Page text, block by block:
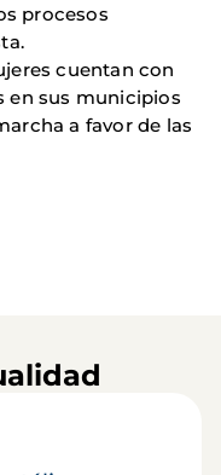
procesos
cuentan con
en sus municipios
a favor de las